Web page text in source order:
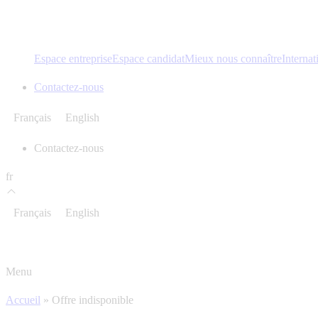
Espace entrepriseEspace candidatMieux nous connaître
Contactez-nous
Français English
Contactez-nous
fr
Français English
Menu
Accueil » Offre indisponible